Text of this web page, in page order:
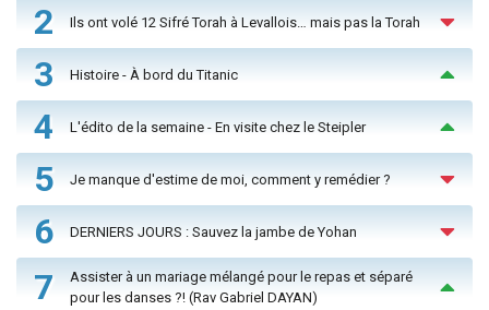
2 Ils ont volé 12 Sifré Torah à Levallois… mais pas la Torah
3 Histoire - À bord du Titanic
4 L'édito de la semaine - En visite chez le Steipler
5 Je manque d'estime de moi, comment y remédier ?
6 DERNIERS JOURS : Sauvez la jambe de Yohan
7
Assister à un mariage mélangé pour le repas et séparé
pour les danses ?! (Rav Gabriel DAYAN)